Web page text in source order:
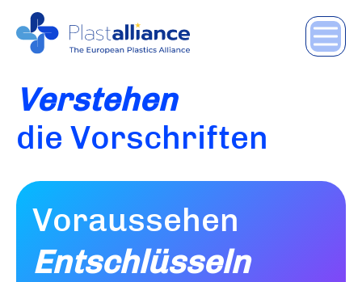
Verstehen
die Vorschriften
Voraussehen
Entschlüsseln